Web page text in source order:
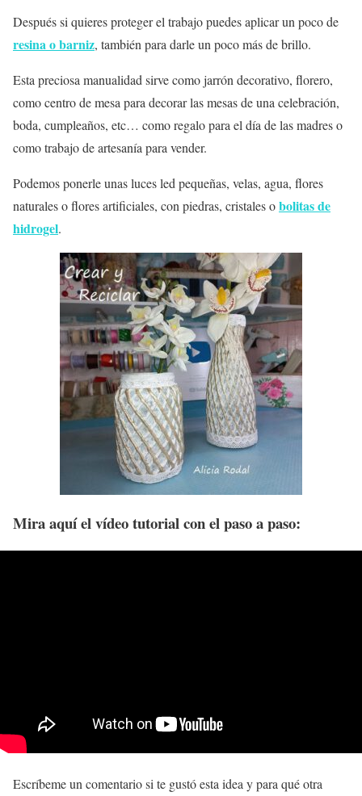
Después si quieres proteger el trabajo puedes aplicar un poco de
resina o barniz, también para darle un poco más de brillo.
Esta preciosa manualidad sirve como jarrón decorativo, florero,
como centro de mesa para decorar las mesas de una celebración,
boda, cumpleaños, etc… como regalo para el día de las madres o
como trabajo de artesanía para vender.
Podemos ponerle unas luces led pequeñas, velas, agua, flores
naturales o flores artificiales, con piedras, cristales obolitas de
hidrogel.
Mira aquí el vídeo tutorial con el paso a paso:
Escríbeme un comentario si te gustó esta idea y para qué otra